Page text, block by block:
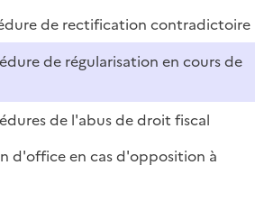
de rectification contradictoire
de régularisation en cours de
de l'abus de droit fiscal
d'office en cas d'opposition à